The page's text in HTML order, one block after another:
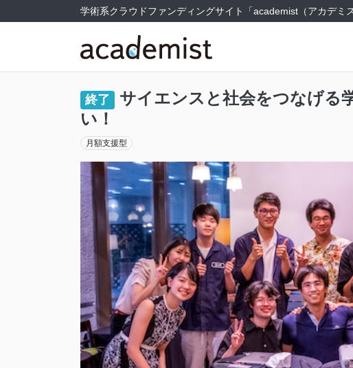
学術系クラウドファンディングサイト 「academist（アカデミ
終了
サイエンスと社会をつなげる
い！
月額支援型